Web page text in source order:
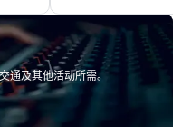
commitment to
service set us apart.
smart, reliable
make the end-user
seamless from start to
通及其他活动所需。